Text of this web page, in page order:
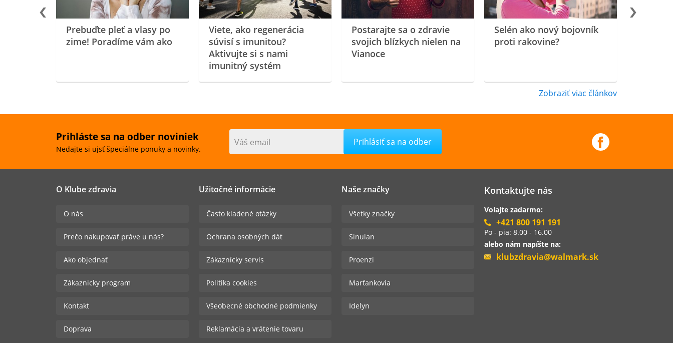
Prebuďte pleť a vlasy po
zime! Poradíme vám ako
Viete, ako regenerácia
súvisí s imunitou?
Aktivujte si s nami
imunitný systém
Postarajte sa o zdravie
svojich blízkych nielen na
Vianoce
Selén ako nový bojovník
proti rakovine?
Zobraziť viac článkov
Prihláste sa na odber noviniek
Nedajte si ujsť špeciálne ponuky a novinky.
Váš email
O Klube zdravia
O nás
Prečo nakupovať práve u nás?
Ako objednať
Zákaznicky program
Kontakt
Doprava
Užitočné informácie
Často kladené otázky
Ochrana osobných dát
Zákaznícky servis
Politika cookies
Všeobecné obchodné podmienky
Reklamácia a vrátenie tovaru
Naše značky
Všetky značky
Sinulan
Proenzi
Marťankovia
Idelyn
Kontaktujte nás
Volajte zadarmo:
+421 800 191 191
Po - pia: 8.00 - 16.00
alebo nám napíšte na:
klubzdravia@walmark.sk